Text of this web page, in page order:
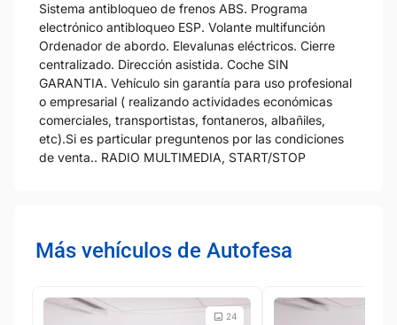
Sistema antibloqueo de frenos ABS. Programa
electrónico antibloqueo ESP. Volante multifunción
Ordenador de abordo. Elevalunas eléctricos. Cierre
centralizado. Dirección asistida. Coche SIN
GARANTIA. Vehículo sin garantía para uso profesional
o empresarial ( realizando actividades económicas
comerciales, transportistas, fontaneros, albañiles,
etc).Si es particular preguntenos por las condiciones
de venta.. RADIO MULTIMEDIA, START/STOP
Más vehículos de Autofesa
24